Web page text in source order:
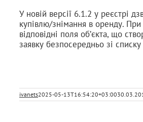
У новій версії 6.1.2 у реєстрі
купівлю/знімання в оренду.
відповідні поля об’єкта, що
заявку безпосередньо зі
ivanets2025-05-13T16:54:20+03:00